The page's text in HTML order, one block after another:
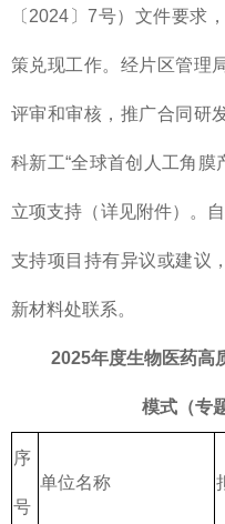
〔2024〕7号）文件要求
策兑现工作。经片区管理
评审和审核，推广合同研
科新工“全球首创人工角膜
立项支持（详见附件）。
支持项目持有异议或建议
新材料处联系。
2025年度生物医药高
模式（专
序
号
单位名称